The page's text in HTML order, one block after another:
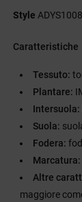
Style
Caratteristiche
Tessuto:
Plantare:
Intersuola:
Suola:
Fodera:
Marcatura:
Altre
maggiore